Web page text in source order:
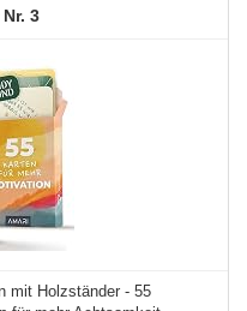
3
mit Holzständer - 55